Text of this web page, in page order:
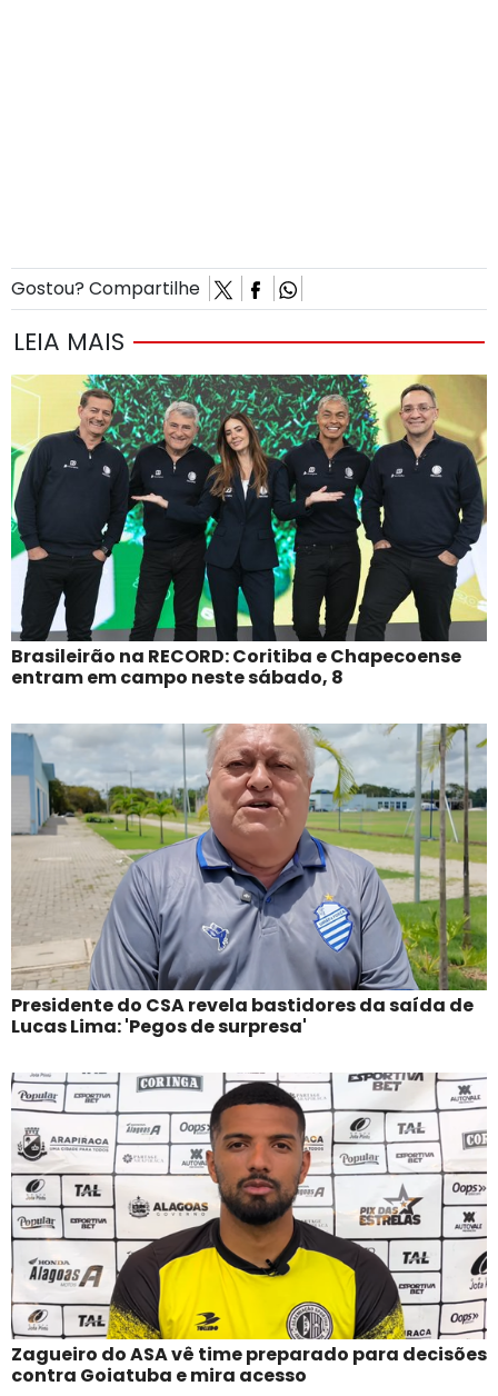
Gostou? Compartilhe
LEIA MAIS
Brasileirão na RECORD: Coritiba e Chapecoense
entram em campo neste sábado, 8
Presidente do CSA revela bastidores da saída de
Lucas Lima: 'Pegos de surpresa'
Zagueiro do ASA vê time preparado para decisões
contra Goiatuba e mira acesso